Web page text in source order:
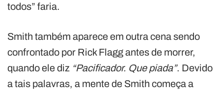
todos” faria.
Smith também aparece em outra cena sendo
confrontado por Rick Flagg antes de morrer,
quando ele diz “Pacificador. Que piada”. Devido
a tais palavras, a mente de Smith começa a